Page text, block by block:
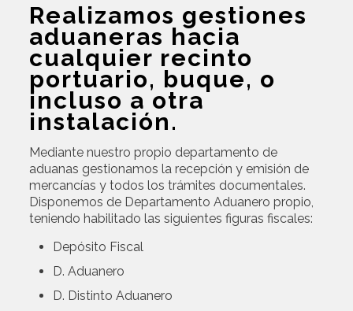
Realizamos gestiones
aduaneras hacia
cualquier recinto
portuario, buque, o
incluso a otra
instalación.
Mediante nuestro propio departamento de
aduanas gestionamos la recepción y emisión de
mercancías y todos los trámites documentales.
Disponemos de Departamento Aduanero propio,
teniendo habilitado las siguientes figuras fiscales:
Depósito Fiscal
D. Aduanero
D. Distinto Aduanero